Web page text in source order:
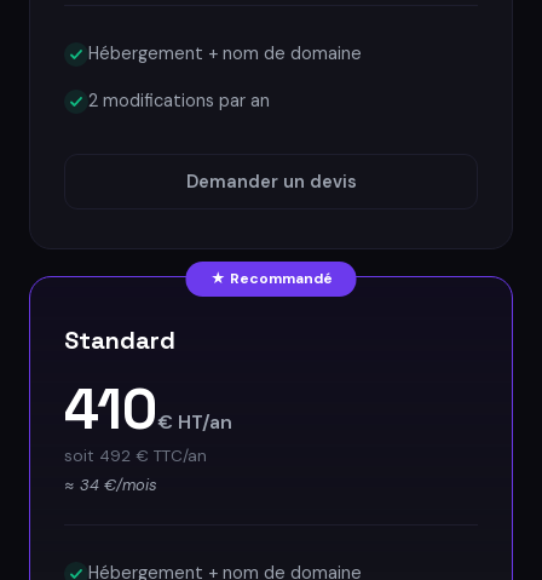
Hébergement + nom de domaine
2 modifications par an
Demander un devis
★ Recommandé
Standard
410€ HT/an
soit 492 € TTC/an
≈ 34 €/mois
Hébergement + nom de domaine